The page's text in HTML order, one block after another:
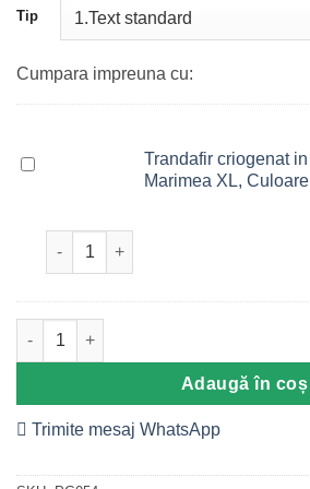
la clienți
Tip
Cumpara impreuna cu:
Trandafir
Culoare
Lila
Trandafir criogenat
Marimea XL,
Cantitate Trandafir criogenat in
Cantitate Placuta lemn papirus -
Adaugă în coș
Trimite mesaj WhatsApp